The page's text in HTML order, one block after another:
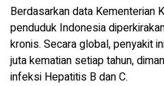
Berdasarkan data Kementerian
penduduk Indonesia
kronis. Secara global, penyakit
juta kematian setiap tahun,
infeksi Hepatitis B dan C.